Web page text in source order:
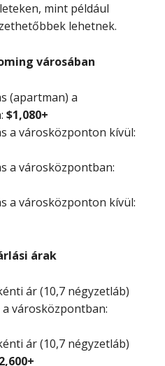
mint például
lehetnek.
városában
(apartman) a
$1,080+
a városközponton kívül:
a városközpontban:
a városközponton kívül:
árak
ár (10,7 négyzetláb)
városközpontban:
ár (10,7 négyzetláb)